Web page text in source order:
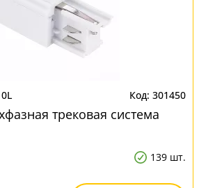
301450
трековая система
139 шт.